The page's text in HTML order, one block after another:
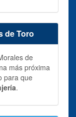
de Toro
de
más próxima
para que
.